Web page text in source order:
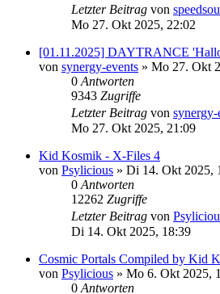
Letzter Beitrag von
Mo 27. Okt 2025, 22:02
[01.11.2025] DAYTRANCE
von synergy-events » Mo 27. Okt
0 Antworten
9343 Zugriffe
Letzter Beitrag von synergy-
Mo 27. Okt 2025, 21:09
Kid Kosmik - X-Files 4
von Psylicious » Di 14. Okt 2025,
0 Antworten
12262 Zugriffe
Letzter Beitrag von
Di 14. Okt 2025, 18:39
Cosmic Portals Compiled by Kid
von Psylicious » Mo 6. Okt 2025,
0 Antworten